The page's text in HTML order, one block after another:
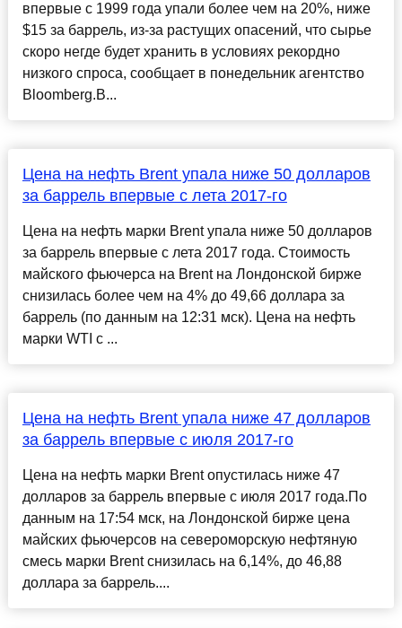
впервые с 1999 года упали более чем на 20%, ниже
$15 за баррель, из-за растущих опасений, что сырье
скоро негде будет хранить в условиях рекордно
низкого спроса, сообщает в понедельник агентство
Bloomberg.В...
​Цена на нефть Brent упала ниже 50 долларов
за баррель впервые с лета 2017-го
Цена на нефть марки Brent упала ниже 50 долларов
за баррель впервые с лета 2017 года. Стоимость
майского фьючерса на Brent на Лондонской бирже
снизилась более чем на 4% до 49,66 доллара за
баррель (по данным на 12:31 мск). Цена на нефть
марки WTI с ...
Цена на нефть Brent упала ниже 47 долларов
за баррель впервые с июля 2017-го
Цена на нефть марки Brent опустилась ниже 47
долларов за баррель впервые с июля 2017 года.По
данным на 17:54 мск, на Лондонской бирже цена
майских фьючерсов на североморскую нефтяную
смесь марки Brent снизилась на 6,14%, до 46,88
доллара за баррель....